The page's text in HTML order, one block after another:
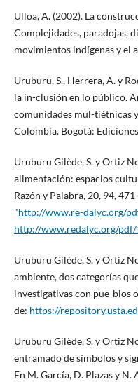
Ulloa, A. (2002). La
Complejidades, paradojas,
movimientos indígenas y el
Uruburu, S., Herrera, A. y
la in-clusión en lo público.
comunidades mul-tiétnicas
Colombia. Bogotá:
Uruburu Gilède, S. y Ortiz
alimentación: espacios
Razón y Palabra, 20, 94,
"http://www.re-dalyc.org/
http://www.redalyc.org/
Uruburu Gilède, S. y Ortiz
ambiente, dos categorías
investigativas con pue-blos
de: https://
Uruburu Gilède, S. y Ortiz
entramado de símbolos y
En M. García, D. Plazas y